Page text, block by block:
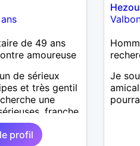
de 49 ans
amoureuse
de sérieux
et très gentil
une
,franche
les plus
accepter une
profil
Je